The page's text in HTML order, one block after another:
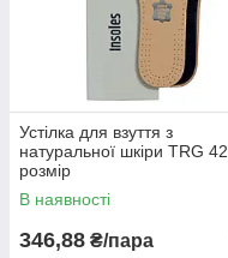
Устілка для взуття з
натуральної шкіри TRG 42
розмір
В наявності
346,88 ₴/пара